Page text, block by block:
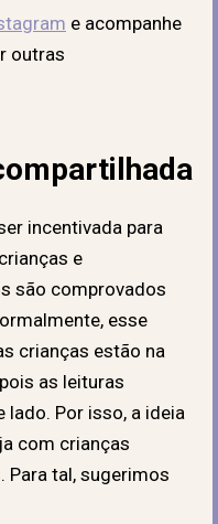
e acompanhe
outras
incentivada para
e
são comprovados
esse
crianças estão na
as leituras
Por isso, a ideia
com crianças
Para tal, sugerimos